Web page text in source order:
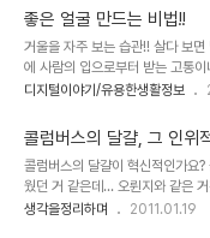
리고 공감하실 그 어느 분과의 소..
에 이르렀다고 봅니다. 물론 현재,
작권에 대하여 명쾌한 답을 내놓
자라면 어떤 특정한 방법을 포함
만... ▲ Illustration by Minh
Published: March 1, 2009 음악
좋은 얼굴 만드는 비법!!
거울을 자주 보는 습관!! 살다 보
에 사람의 입으로부터 받는 고통이
돌이켜 보면 나도 모르는 사이 내
속성의 올가미 또는 굴레 인지도
라면 나쁜 것을 알 수 없었을 테니
어떤 철학적 관점이나 이론에서
는 것이거나 상대적인 것에 불과
나쁘다고 말하는 건 무의 할 수 도
디지털이야기/유용한생활정보
콜럼버스의 달걀, 그 인위
콜럼버스의 달걀이 혁신적인가요
웠던 거 같은데... 오륀지와 같은
(Christopher Columbus), 그는
생각을정리하며 2011.01.19